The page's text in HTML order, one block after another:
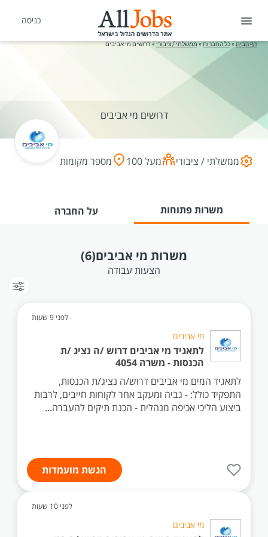
כניסה
דף הבית »כל החברות » ממשלתי / ציבורי »דרושים מי אביבים
דרושים מי אביבים
ממשלתי / ציבורי מעל 100 מספר מקומות
משרות פתוחות על החברה
משרות מי אביבים(6)
הצעות עבודה
לפני 9 שעות
מי אביבים
לתאגיד מי אביבים דרוש /ה נציג /ת
הכנסות - משרה 4054
לתאגיד המים מי אביבים דרוש/ה נציג/ת הכנסות,
התפקיד כולל: - גביה ומעקב אחר לקוחות חייבים, לרבות
ביצוע הליכי אכיפה מנהלית - הכנת תיקים להעברה...
הגשת מועמדות
לפני 10 שעות
מי אביבים